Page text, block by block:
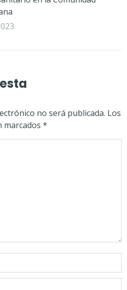
no será publicada. Los
marcados *